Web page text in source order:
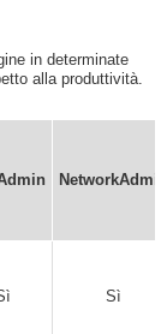
in determinate
alla produttività.
NetworkAdmin
Sì